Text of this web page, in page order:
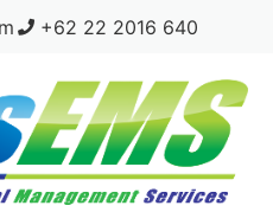
+62 22 2016 640